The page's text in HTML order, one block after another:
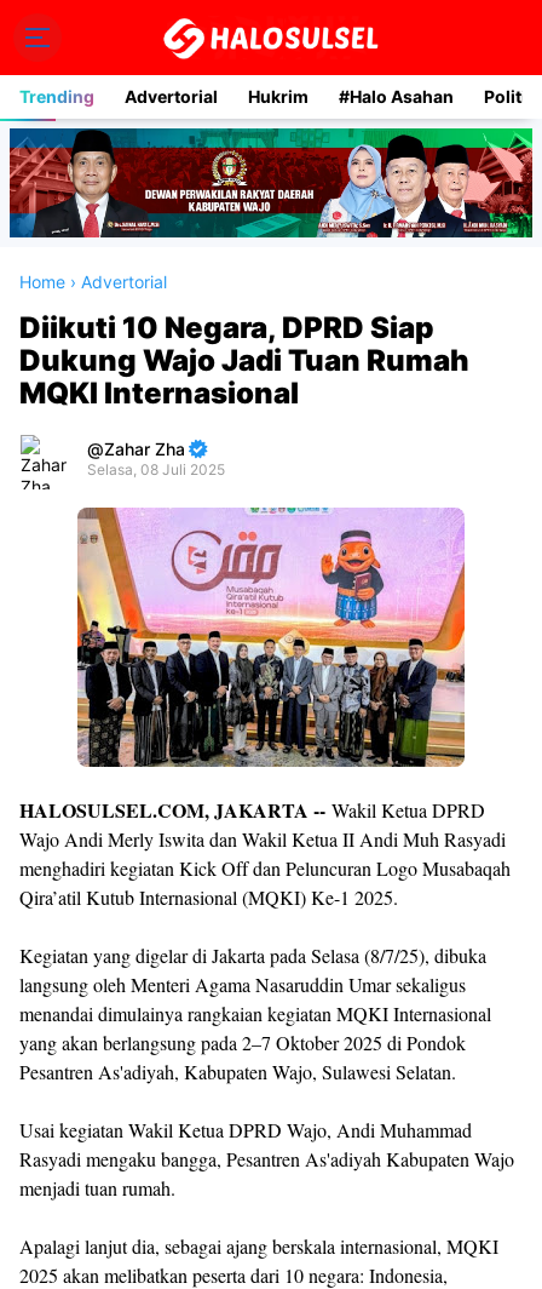
Trending Advertorial Hukrim #Halo Asahan Politik
Home › Advertorial
Diikuti 10 Negara, DPRD Siap
Dukung Wajo Jadi Tuan Rumah
MQKI Internasional
Zahar Zha
Selasa, 08 Juli 2025
Premium
Design
Templates
HALOSULSEL.COM, JAKARTA -- Wakil Ketua DPRD
Wajo Andi Merly Iswita dan Wakil Ketua II Andi Muh Rasyadi
menghadiri kegiatan Kick Off dan Peluncuran Logo Musabaqah
Qira’atil Kutub Internasional (MQKI) Ke-1 2025.
Kegiatan yang digelar di Jakarta pada Selasa (8/7/25), dibuka
langsung oleh Menteri Agama Nasaruddin Umar sekaligus
menandai dimulainya rangkaian kegiatan MQKI Internasional
yang akan berlangsung pada 2–7 Oktober 2025 di Pondok
Pesantren As'adiyah, Kabupaten Wajo, Sulawesi Selatan.
Usai kegiatan Wakil Ketua DPRD Wajo, Andi Muhammad
Rasyadi mengaku bangga, Pesantren As'adiyah Kabupaten Wajo
menjadi tuan rumah.
Apalagi lanjut dia, sebagai ajang berskala internasional, MQKI
2025 akan melibatkan peserta dari 10 negara: Indonesia,